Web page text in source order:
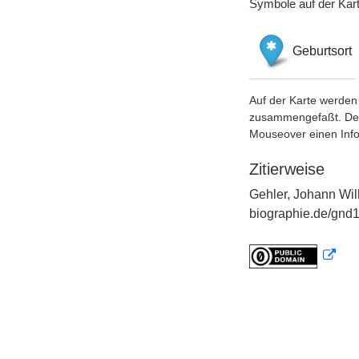
Symbole auf der
Geburtsort
Auf der Karte
zusammengefaßt.
Mouseover einen
Zitierweise
Gehler, Johann
biographie.de/